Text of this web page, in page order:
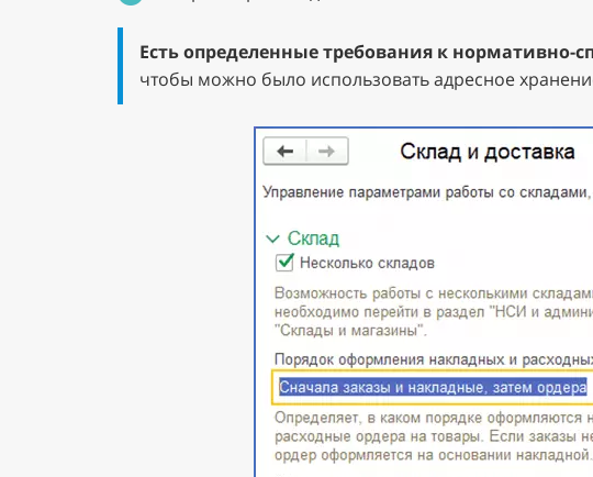
Есть определенные требования к
чтобы можно было использовать адресное